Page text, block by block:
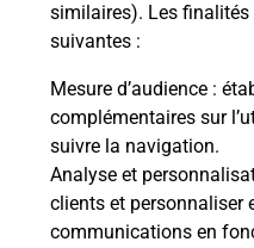
similaires). Les
suivantes :
Mesure d’audience :
complémentaires sur
suivre la navigation.
Analyse et
clients et personnaliser
communications en
Comment
modification de
Comment La
à votre sécurité